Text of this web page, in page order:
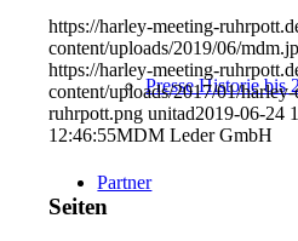
Presse Historie bis
Partner
https://harley-meeting-
content/uploads/2019/06/
https://harley-meeting-
content/uploads/2017/01/
ruhrpott.png unitad2019-06-24
12:46:55MDM Leder GmbH
Seiten